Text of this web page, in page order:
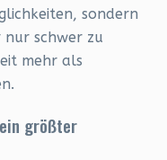
sondern
schwer zu
mehr als
größter